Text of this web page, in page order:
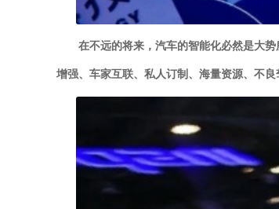
在不远的将来，汽车的智能化必然是大
增强、车家互联、私人订制、海量资源、不